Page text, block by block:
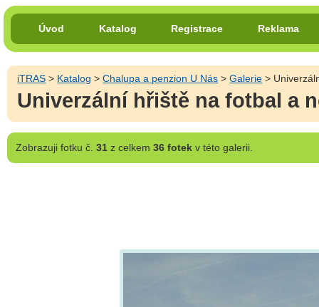
Úvod Katalog Registrace Reklama
iTRAS > Katalog >Chalupa a penzion U Nás >Galerie >
Univerzální hřiště na fotbal a
Zobrazujifotku č. 31z celkem 36 fotekv této galerii.